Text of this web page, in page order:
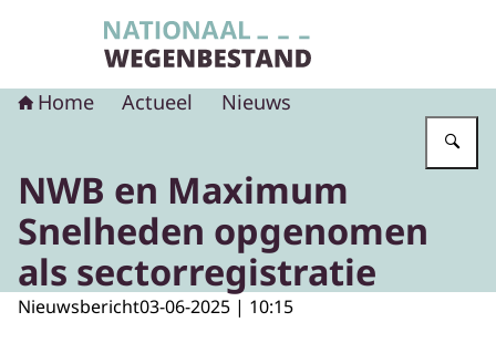
Home Actueel Nieuws
NWB en Maximum
Snelheden opgenomen
als sectorregistratie
Nieuwsbericht03-06-2025 | 10:15